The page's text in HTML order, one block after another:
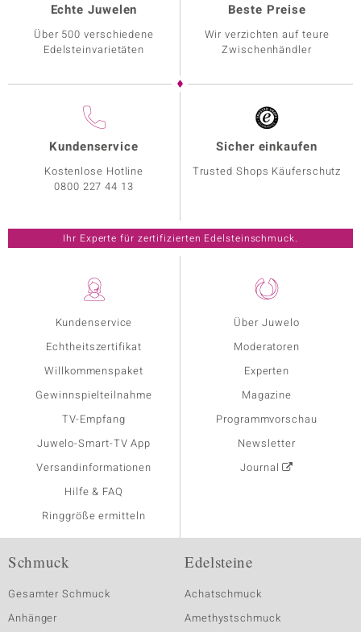
Kundenservice
Echtheitszertifikat
Willkommenspaket
Gewinnspielteilnahme
TV-Empfang
Juwelo-Smart-TV App
Versandinformationen
Hilfe & FAQ
Ringgröße ermitteln
Über Juwelo
Moderatoren
Experten
Magazine
Programmvorschau
Newsletter
Journal
Echte Juwelen
Über 500 verschiedene
Edelsteinvarietäten
Beste Preise
Wir verzichten auf teure
Zwischenhändler
Kundenservice
Kostenlose Hotline
0800 227 44 13
Sicher einkaufen
Trusted Shops Käuferschutz
Ihr Experte für zertifizierten Edelsteinschmuck.
Schmuck
Gesamter Schmuck
Anhänger
Edelsteine
Achatschmuck
Amethystschmuck